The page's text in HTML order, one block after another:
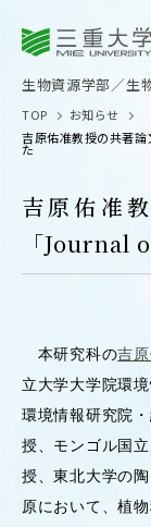
生物資源学部 生
TOP
お知らせ
吉原佑准教授の共著
た
吉原佑准
「Journal
本研究科の吉
立大学大学院環
環境情報研究院
授、モンゴル国
授、東北大学の
原において、植